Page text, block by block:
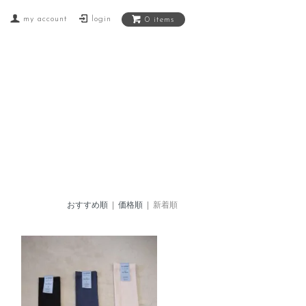
my account login 0 items
おすすめ順| 価格順| 新着順